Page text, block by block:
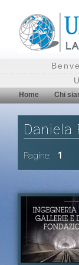
Home Chi
Daniela
Pagine: 1